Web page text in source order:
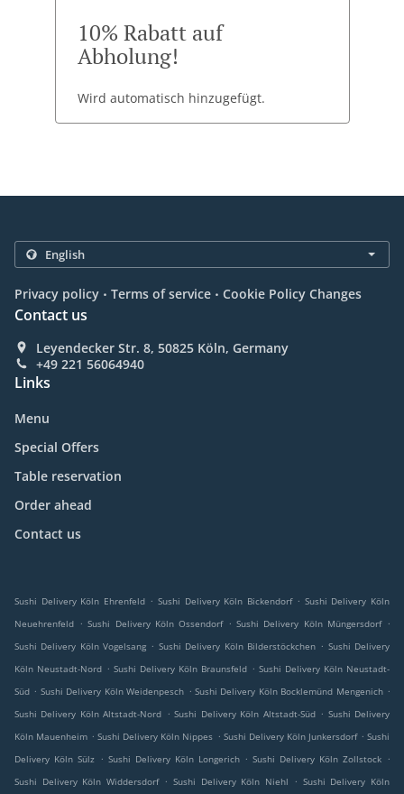
10% Rabatt auf
Abholung!
Wird automatisch hinzugefügt.
Privacy policy . Terms of service . Cookie Policy Changes
Contact us
Leyendecker Str. 8, 50825 Köln, Germany
+49 221 56064940
Links
Menu
Special Offers
Table reservation
Order ahead
Contact us
Sushi Delivery Köln Ehrenfeld . Sushi Delivery Köln Bickendorf . Sushi Delivery Köln
Neuehrenfeld . Sushi Delivery Köln Ossendorf . Sushi Delivery Köln Müngersdorf .
Sushi Delivery Köln Vogelsang . Sushi Delivery Köln Bilderstöckchen . Sushi Delivery
Köln Neustadt-Nord . Sushi Delivery Köln Braunsfeld . Sushi Delivery Köln Neustadt-
Süd . Sushi Delivery Köln Weidenpesch . Sushi Delivery Köln Bocklemünd Mengenich .
Sushi Delivery Köln Altstadt-Nord . Sushi Delivery Köln Altstadt-Süd . Sushi Delivery
Köln Mauenheim . Sushi Delivery Köln Nippes . Sushi Delivery Köln Junkersdorf . Sushi
Delivery Köln Sülz . Sushi Delivery Köln Longerich . Sushi Delivery Köln Zollstock .
Sushi Delivery Köln Widdersdorf . Sushi Delivery Köln Niehl . Sushi Delivery Köln